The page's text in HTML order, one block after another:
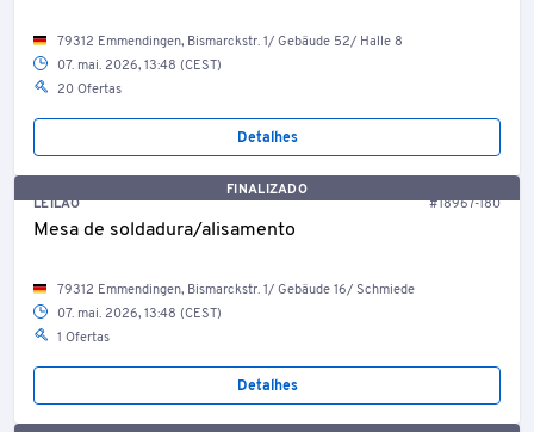
79312 Emmendingen, Bismarckstr. 1/ Gebäude 52/ Halle 8
07. mai. 2026, 13:48 (CEST)
20 Ofertas
Detalhes
FINALIZADO
LEILÃO
#18967-180
Mesa de soldadura/alisamento
79312 Emmendingen, Bismarckstr. 1/ Gebäude 16/ Schmiede
07. mai. 2026, 13:48 (CEST)
1 Ofertas
Detalhes